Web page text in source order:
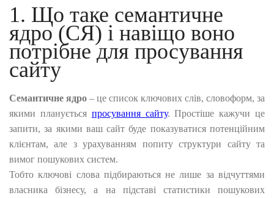
1. Що таке семантичне
ядро (СЯ) і навіщо воно
потрібне для просування
сайту
Семантичне ядро – це список ключових слів, словоформ, за
якими планується просування сайту. Простіше кажучи це
запити, за якими ваш сайт буде показуватися потенційним
клієнтам, але з урахуванням попиту структури сайту та
вимог пошукових систем.
Тобто ключові слова підбираються не лише за відчуттями
власника бізнесу, а на підставі статистики пошукових